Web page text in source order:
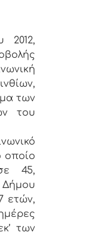
2012,
των
του
45,
ετών,
των